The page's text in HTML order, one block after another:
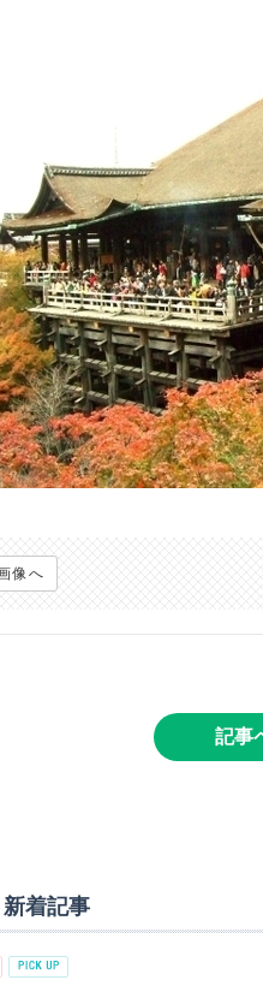
像へ
記事
新着記事